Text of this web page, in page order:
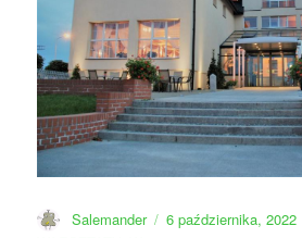
Autor
Salemander
Data
6 października, 2022